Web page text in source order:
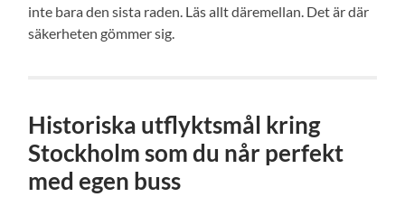
inte bara den sista raden. Läs allt däremellan. Det är där
säkerheten gömmer sig.
Historiska utflyktsmål kring
Stockholm som du når perfekt
med egen buss